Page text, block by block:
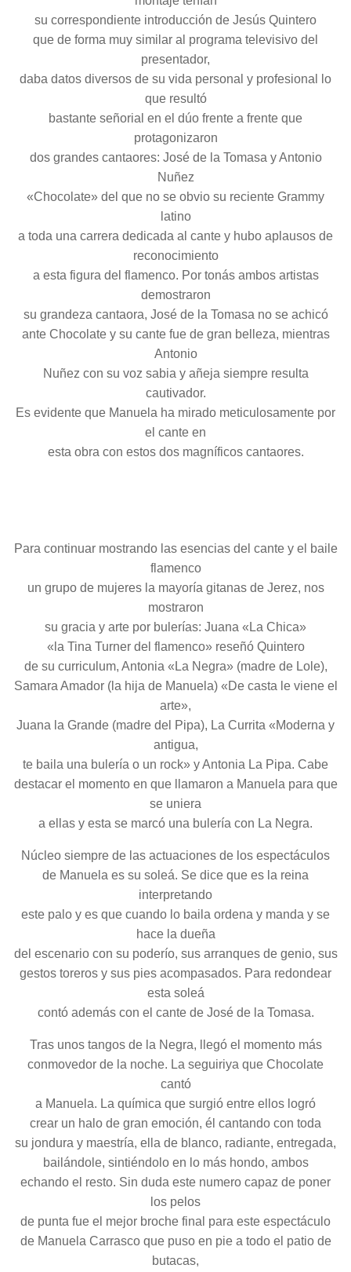
su correspondiente introducción de Jesús Quintero
que de forma muy similar al programa televisivo del
presentador,
daba datos diversos de su vida personal y profesional lo
que resultó
bastante señorial en el dúo frente a frente que
protagonizaron
dos grandes cantaores: José de la Tomasa y Antonio
Nuñez
«Chocolate» del que no se obvio su reciente Grammy
latino
a toda una carrera dedicada al cante y hubo aplausos de
reconocimiento
a esta figura del flamenco. Por tonás ambos artistas
demostraron
su grandeza cantaora, José de la Tomasa no se achicó
ante Chocolate y su cante fue de gran belleza, mientras
Antonio
Nuñez con su voz sabia y añeja siempre resulta
cautivador.
Es evidente que Manuela ha mirado meticulosamente por
el cante en
esta obra con estos dos magníficos cantaores.
Para continuar mostrando las esencias del cante y el baile
flamenco
un grupo de mujeres la mayoría gitanas de Jerez, nos
mostraron
su gracia y arte por bulerías: Juana «La Chica»
«la Tina Turner del flamenco» reseñó Quintero
de su curriculum, Antonia «La Negra» (madre de Lole),
Samara Amador (la hija de Manuela) «De casta le viene el
arte»,
Juana la Grande (madre del Pipa), La Currita «Moderna y
antigua,
te baila una bulería o un rock» y Antonia La Pipa. Cabe
destacar el momento en que llamaron a Manuela para que
se uniera
a ellas y esta se marcó una bulería con La Negra.
Núcleo siempre de las actuaciones de los espectáculos
de Manuela es su soleá. Se dice que es la reina
interpretando
este palo y es que cuando lo baila ordena y manda y se
hace la dueña
del escenario con su poderío, sus arranques de genio, sus
gestos toreros y sus pies acompasados. Para redondear
esta soleá
contó además con el cante de José de la Tomasa.
Tras unos tangos de la Negra, llegó el momento más
conmovedor de la noche. La seguiriya que Chocolate
cantó
a Manuela. La química que surgió entre ellos logró
crear un halo de gran emoción, él cantando con toda
su jondura y maestría, ella de blanco, radiante, entregada,
bailándole, sintiéndolo en lo más hondo, ambos
echando el resto. Sin duda este numero capaz de poner
los pelos
de punta fue el mejor broche final para este espectáculo
de Manuela Carrasco que puso en pie a todo el patio de
butacas,